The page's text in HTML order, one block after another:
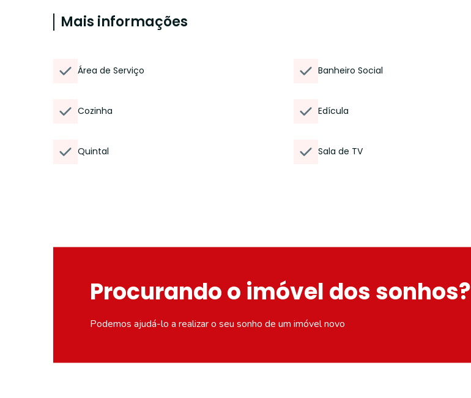
Mais informações
Área de Serviço Banheiro Social
Cozinha Edícula
Quintal Sala de TV
Procurando o imóvel dos sonhos?
Podemos ajudá-lo a realizar o seu sonho de um imóvel novo